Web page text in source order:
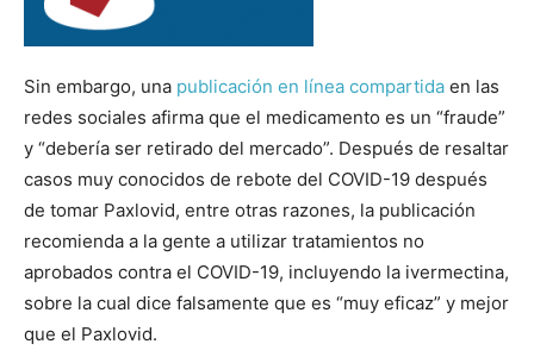
Sin embargo, una publicación en línea compartida en las
redes sociales afirma que el medicamento es un “fraude”
y “debería ser retirado del mercado”. Después de resaltar
casos muy conocidos de rebote del COVID-19 después
de tomar Paxlovid, entre otras razones, la publicación
recomienda a la gente a utilizar tratamientos no
aprobados contra el COVID-19, incluyendo la ivermectina,
sobre la cual dice falsamente que es “muy eficaz” y mejor
que el Paxlovid.